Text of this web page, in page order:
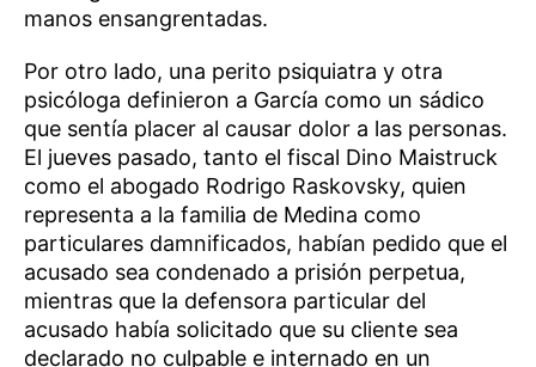
manos ensangrentadas.
Por otro lado, una perito psiquiatra y otra
psicóloga definieron a García como un sádico
que sentía placer al causar dolor a las personas.
El jueves pasado, tanto el fiscal Dino Maistruck
como el abogado Rodrigo Raskovsky, quien
representa a la familia de Medina como
particulares damnificados, habían pedido que el
acusado sea condenado a prisión perpetua,
mientras que la defensora particular del
acusado había solicitado que su cliente sea
declarado no culpable e internado en un